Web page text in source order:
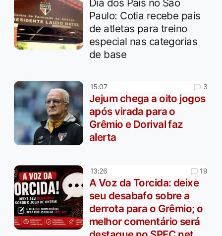
Dia dos Pais no São
Paulo: Cotia recebe pais
de atletas para treino
especial nas categorias
de base
15:07 3
Jejum chega a oito jogos
após virada para o
Grêmio e Dorival faz
alerta
13:26 19
A Voz da Torcida: deixe
seu desabafo sobre a
derrota para o Grêmio; o
melhor comentário será